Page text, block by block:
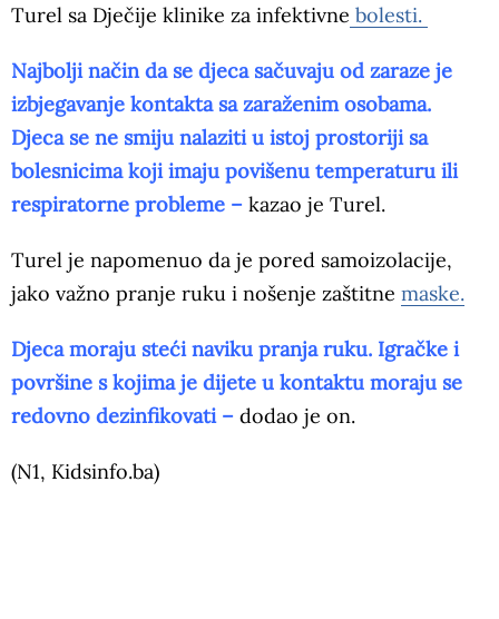
Turel sa Dječije klinike za infektivne bolesti.
Najbolji način da se djeca sačuvaju od zaraze je
izbjegavanje kontakta sa zaraženim osobama.
Djeca se ne smiju nalaziti u istoj prostoriji sa
bolesnicima koji imaju povišenu temperaturu ili
respiratorne probleme – kazao je Turel.
Turel je napomenuo da je pored samoizolacije,
jako važno pranje ruku i nošenje zaštitne maske.
Djeca moraju steći naviku pranja ruku. Igračke i
površine s kojima je dijete u kontaktu moraju se
redovno dezinfikovati – dodao je on.
(N1, Kidsinfo.ba)